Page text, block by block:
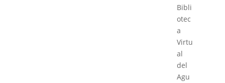
Bibli
otec
a
Virtu
al
del
Agu